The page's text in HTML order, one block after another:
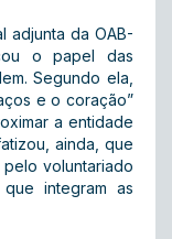
adjunta da OAB-
o papel das
Segundo ela,
e o coração”
a entidade
ainda, que
voluntariado
integram as